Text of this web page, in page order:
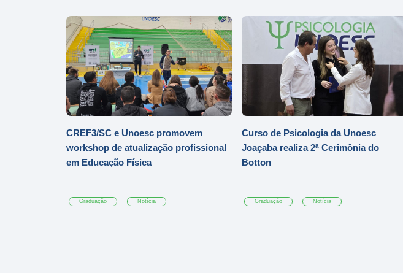
CREF3/SC e Unoesc promovem
workshop de atualização profissional
em Educação Física
Graduação Notícia
Curso de Psicologia da Unoesc
Joaçaba realiza 2ª Cerimônia do
Botton
Graduação Notícia